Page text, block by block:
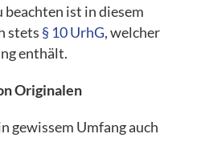
ist in diesem
stets § 10 UrhG, welcher
enthält.
Originalen
gewissem Umfang auch